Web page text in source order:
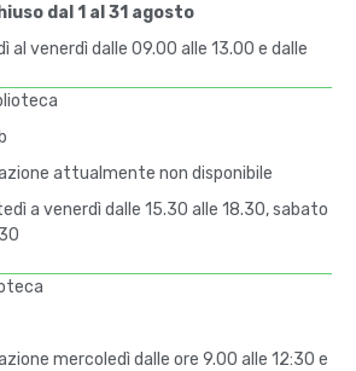
dal 1 al 31 agosto
al venerdì dalle 09.00 alle 13.00 e dalle
attualmente non disponibile
a venerdì dalle 15.30 alle 18.30, sabato
mercoledì dalle ore 9.00 alle 12:30 e